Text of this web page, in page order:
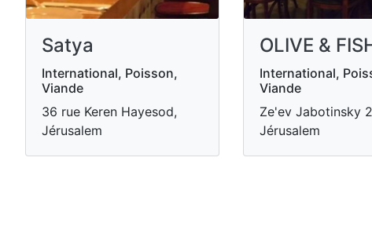
Satya
International, Poisson,
Viande
36 rue Keren Hayesod,
Jérusalem
OLIVE &
International,
Viande
Ze'ev Jabotinsky
Jérusalem